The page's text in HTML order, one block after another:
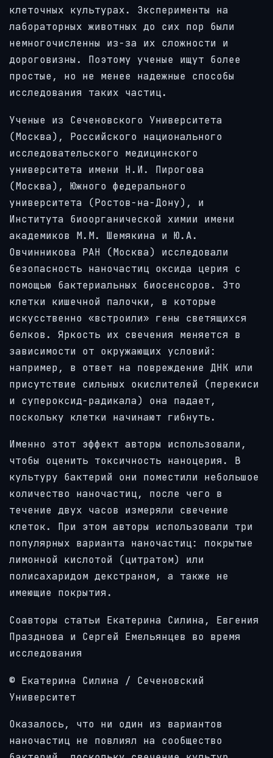
клеточных культурах. Эксперименты на
лабораторных животных до сих пор были
немногочисленны из-за их сложности и
дороговизны. Поэтому ученые ищут более
простые, но не менее надежные способы
исследования таких частиц.
Ученые из Сеченовского Университета
(Москва), Российского национального
исследовательского медицинского
университета имени Н.И. Пирогова
(Москва), Южного федерального
университета (Ростов-на-Дону), и
Института биоорганической химии имени
академиков М.М. Шемякина и Ю.А.
Овчинникова РАН (Москва) исследовали
безопасность наночастиц оксида церия с
помощью бактериальных биосенсоров. Это
клетки кишечной палочки, в которые
искусственно «встроили» гены светящихся
белков. Яркость их свечения меняется в
зависимости от окружающих условий:
например, в ответ на повреждение ДНК или
присутствие сильных окислителей (перекиси
и супероксид-радикала) она падает,
поскольку клетки начинают гибнуть.
Именно этот эффект авторы использовали,
чтобы оценить токсичность наноцерия. В
культуру бактерий они поместили небольшое
количество наночастиц, после чего в
течение двух часов измеряли свечение
клеток. При этом авторы использовали три
популярных варианта наночастиц: покрытые
лимонной кислотой (цитратом) или
полисахаридом декстраном, а также не
имеющие покрытия.
Соавторы статьи Екатерина Силина, Евгения
Празднова и Сергей Емельянцев во время
исследования
© Екатерина Силина / Сеченовский
Университет
Оказалось, что ни один из вариантов
наночастиц не повлиял на сообщество